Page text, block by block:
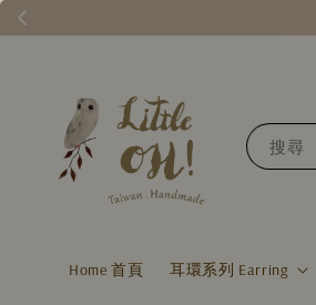
搜尋
Home 首頁 耳環系列 Earring